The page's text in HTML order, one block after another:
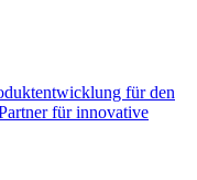
im Bereich
-
Partner.